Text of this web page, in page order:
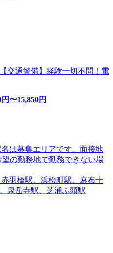
交通警備】経験一切不問！電
円〜15,850円
は募集エリアです。面接地
の勤務地で勤務できない場
羽橋駅、浜松町駅、麻布十
泉岳寺駅、芝浦ふ頭駅